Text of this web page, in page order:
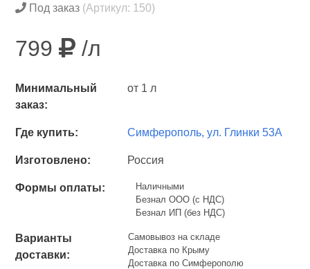
Под заказ (Артикул: 150)
799 /л
Минимальный
заказ:
от 1 л
Где купить: Симферополь, ул. Глинки 53А
Изготовлено: Россия
Формы оплаты:
Наличными
Безнал ООО (с НДС)
Безнал ИП (без НДС)
Варианты
доставки:
Самовывоз на складе
Доставка по Крыму
Доставка по Симферополю